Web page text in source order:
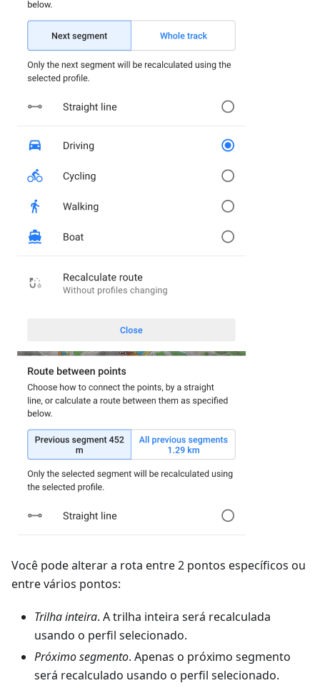
Você pode alterar a rota entre 2 pontos específicos ou
entre vários pontos:
Trilha inteira. A trilha inteira será recalculada
usando o perfil selecionado.
Próximo segmento. Apenas o próximo segmento
será recalculado usando o perfil selecionado.